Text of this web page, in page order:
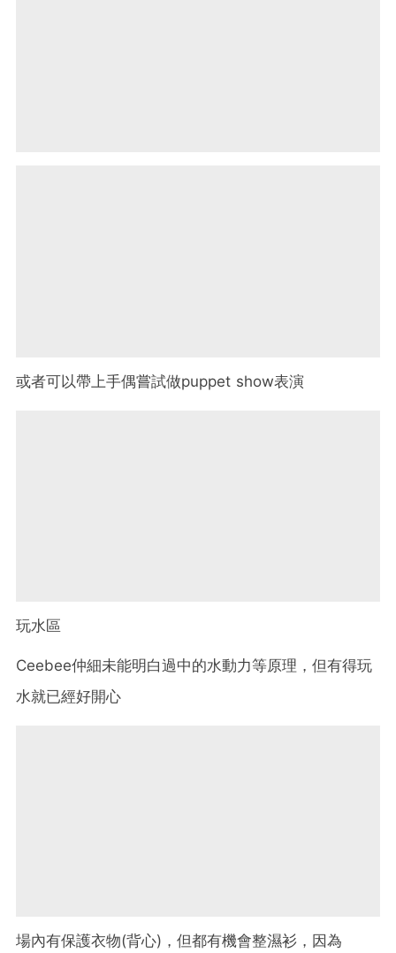
或者可以帶上手偶嘗試做puppet show表演
玩水區
Ceebee仲細未能明白過中的水動力等原理，但有得玩
水就已經好開心
場內有保護衣物(背心)，但都有機會整濕衫，因為